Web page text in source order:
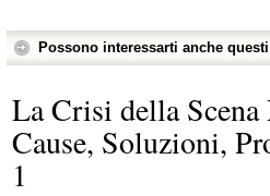
Possono interessarti anche
La Crisi della
Cause, Soluzioni,
1